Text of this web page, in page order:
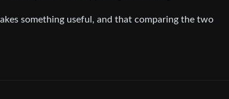
something useful, and that comparing the two